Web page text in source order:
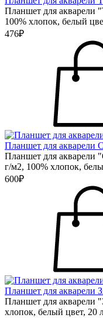
Планшет для акварели
100% хлопок, белый
476₽
Планшет для акварели
Планшет для акварели
г/м2, 100% хлопок,
600₽
Планшет для акварели
Планшет для акварели
хлопок, белый цвет, 20